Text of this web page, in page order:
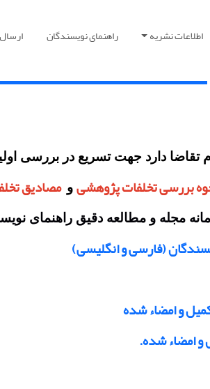
اطلاعات نشریه راهنمای نویسندگان
تقاضا دارد جهت تسریع در بررسی
بررسی تخلفات پژوهشی و مصادیق
دقیق راهنمای نویسندگان باید 4 فایل زیر را مطابق دستورالعمل
(فارسی و انگلیسی)
و امضاء شده
و امضاء شده.